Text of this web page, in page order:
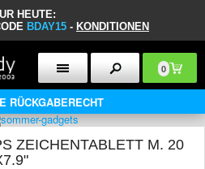
HEUTE:
BDAY15 - KONDITIONEN
0
RÜCKGABERECHT
ZEICHENTABLETT M. 20